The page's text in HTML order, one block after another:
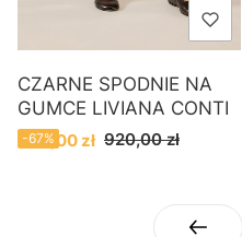
CZARNE SPODNIE NA
GUMCE LIVIANA CONTI
Cena promocyjna
300,00 zł 920,00 zł
-67%